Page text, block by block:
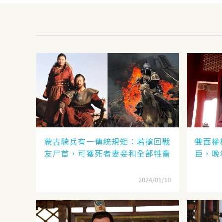
蒙古騎兵有一傳統規矩：若搶回戰
友尸首，可獲死者妻妾和全部牲畜
2024/01/10
雙面
臣，